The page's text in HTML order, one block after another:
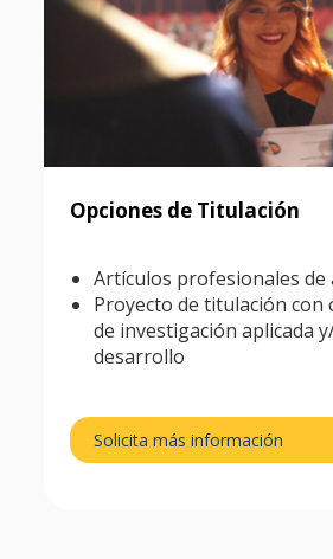
Opciones de Titulación
Artículos profesionales de
Proyecto de titulación con
de investigación aplicada
desarrollo
Solicita más información